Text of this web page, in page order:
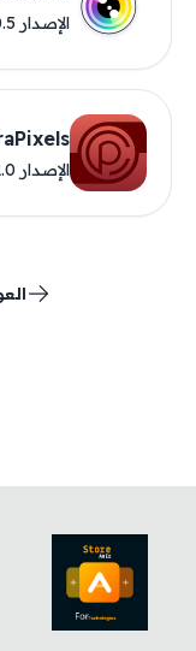
الإصدار 6.0.5
الإصدار 2025.2.0